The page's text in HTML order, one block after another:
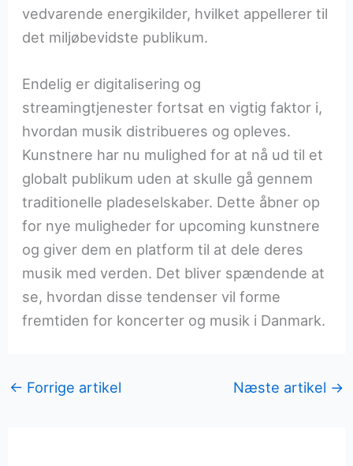
vedvarende energikilder, hvilket appellerer til
det miljøbevidste publikum.
Endelig er digitalisering og
streamingtjenester fortsat en vigtig faktor i,
hvordan musik distribueres og opleves.
Kunstnere har nu mulighed for at nå ud til et
globalt publikum uden at skulle gå gennem
traditionelle pladeselskaber. Dette åbner op
for nye muligheder for upcoming kunstnere
og giver dem en platform til at dele deres
musik med verden. Det bliver spændende at
se, hvordan disse tendenser vil forme
fremtiden for koncerter og musik i Danmark.
← Forrige artikel Næste artikel →